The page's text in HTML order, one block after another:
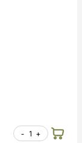
- +